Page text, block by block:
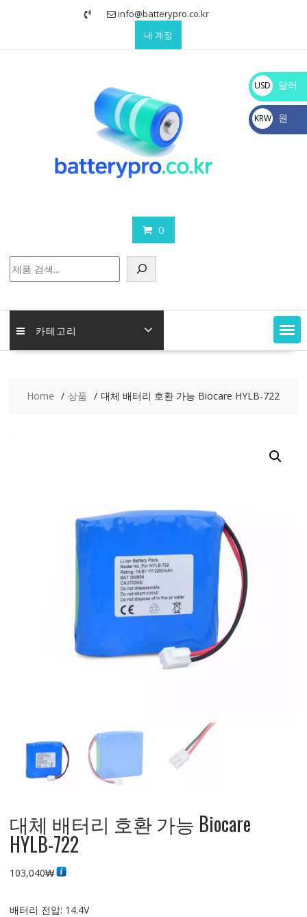
info@batterypro.co.kr
내 계정
0
색
카테고리
Home 상품 대체 배터리 호환 가능 Biocare HYLB-722
대체 배터리 호환 가능 Biocare
HYLB-722
103,040₩
배터리 전압: 14.4V
USD
$
달러
KRW
₩
원